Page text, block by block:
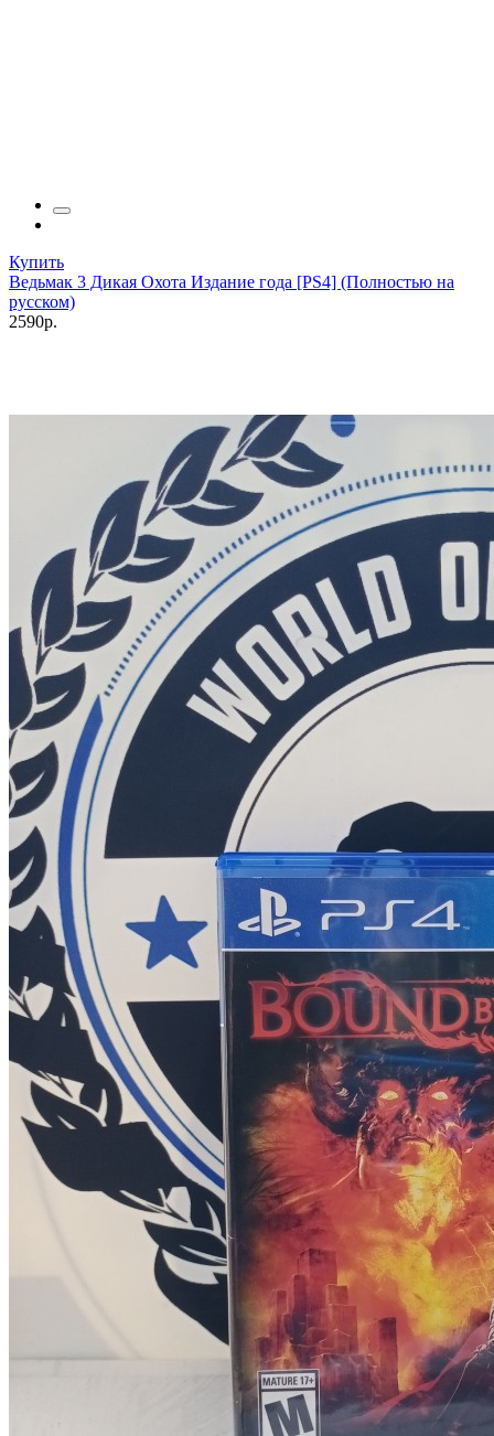
Купить
Ведьмак 3 Дикая Охота Издание года [PS4] (Полностью на
русском)
2590р.